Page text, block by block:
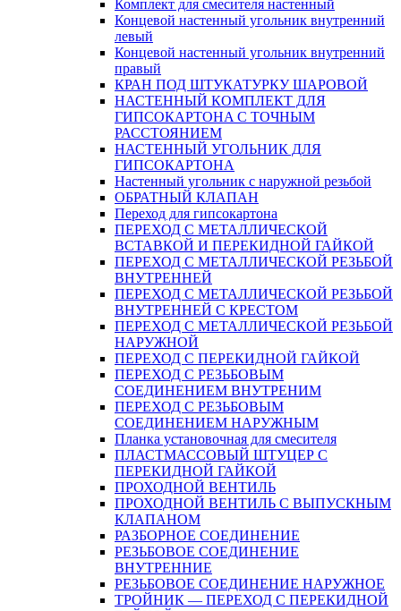
Комплект для смесителя настенный
Концевой настенный угольник внутренний
левый
Концевой настенный угольник внутренний
правый
КРАН ПОД ШТУКАТУРКУ ШАРОВОЙ
НАСТЕННЫЙ КОМПЛЕКТ ДЛЯ
ГИПСОКАРТОНA С ТОЧНЫМ
РАССТОЯНИЕМ
НАСТЕННЫЙ УГОЛЬНИК ДЛЯ
ГИПСОКАРТОНА
Настенный угольник с наружной резьбой
ОБРАТНЫЙ КЛАПАН
Переход для гипсокартона
ПЕРЕХОД С МЕТАЛЛИЧЕСКОЙ
ВСТАВКОЙ И ПЕРЕКИДНОЙ ГАЙКОЙ
ПЕРЕХОД С МЕТАЛЛИЧЕСКОЙ РЕЗЬБОЙ
ВНУТРЕННЕЙ
ПЕРЕХОД С МЕТАЛЛИЧЕСКОЙ РЕЗЬБОЙ
ВНУТРЕННЕЙ С КРЕСТОМ
ПЕРЕХОД С МЕТАЛЛИЧЕСКОЙ РЕЗЬБОЙ
НАРУЖНОЙ
ПЕРЕХОД С ПЕРЕКИДНОЙ ГАЙКОЙ
ПЕРЕХОД С РЕЗЬБОВЫМ
СОЕДИНЕНИЕМ ВНУТРЕНИМ
ПЕРЕХОД С РЕЗЬБОВЫМ
СОЕДИНЕНИЕМ НАРУЖНЫМ
Планка установочная для смесителя
ПЛАСТМАССОВЫЙ ШТУЦЕР С
ПЕРЕКИДНОЙ ГАЙКОЙ
ПРОХОДНОЙ ВЕНТИЛЬ
ПРОХОДНОЙ ВЕНТИЛЬ С ВЫПУСКНЫМ
КЛАПАНОМ
РАЗБОРНОЕ СОЕДИНЕНИЕ
РЕЗЬБОВОЕ СОЕДИНЕНИЕ
ВНУТРЕННИЕ
РЕЗЬБОВОЕ СОЕДИНЕНИЕ НАРУЖНОЕ
ТРОЙНИК — ПЕРЕХОД С ПЕРЕКИДНОЙ